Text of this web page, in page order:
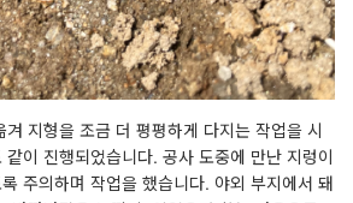
지형을 조금 더 평평하게 다지는 작업을 시
이 진행되었습니다. 공사 도중에 만난 지렁이
주의하며 작업을 했습니다. 야외 부지에서 돼